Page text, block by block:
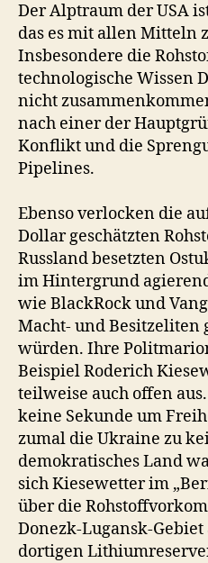
Der Alptraum der USA
das es mit allen Mitteln
Insbesondere die
technologische Wissen
nicht
nach einer der
Konflikt und die
Pipelines.
Ebenso verlocken die
Dollar geschätzten
Russland besetzten
im Hintergrund
wie BlackRock und
Macht- und
würden. Ihre
Beispiel Roderich
teilweise auch offen
keine Sekunde um
zumal die Ukraine zu
demokratisches Land
sich Kiesewetter im
über die
Donezk-Lugansk-Gebiet
dortigen